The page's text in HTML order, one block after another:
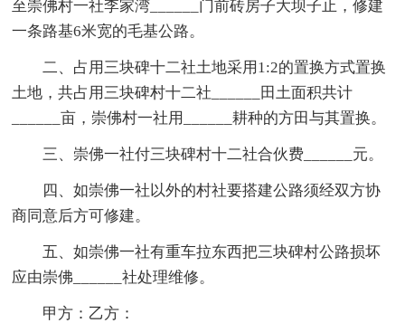
至崇佛村一社李家湾______门前砖房子大坝子止，修建
一条路基6米宽的毛基公路。
二、占用三块碑十二社土地采用1:2的置换方式置换
土地，共占用三块碑村十二社______田土面积共计
______亩，崇佛村一社用______耕种的方田与其置换。
三、崇佛一社付三块碑村十二社合伙费______元。
四、如崇佛一社以外的村社要搭建公路须经双方协
商同意后方可修建。
五、如崇佛一社有重车拉东西把三块碑村公路损坏
应由崇佛______社处理维修。
甲方：乙方：